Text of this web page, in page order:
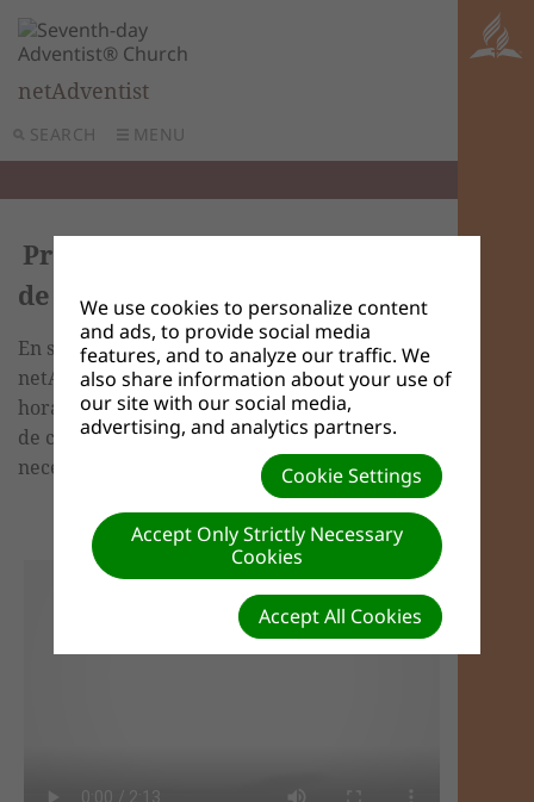
SEARCH MENU
netAdventist
Preferencias e Información
de contacto
En sus Configuraciones del sitio web
netAdventist, las Preferencias como la zona
horaria y el idioma, así como la Información
de contacto se pueden cambiar según sea
necesario.
We use cookies to personalize content
and ads, to provide social media
features, and to analyze our traffic. We
also share information about your use of
our site with our social media,
advertising, and analytics partners.
Cookie Settings
Accept Only Strictly Necessary
Cookies
Accept All Cookies